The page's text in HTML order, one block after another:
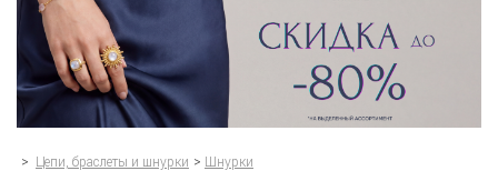
> Цепи, браслеты и шнурки > Шнурки